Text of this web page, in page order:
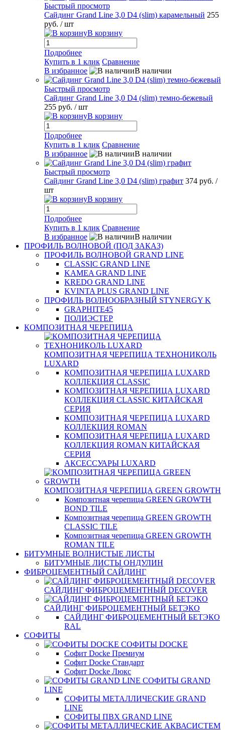
Быстрый просмотр
Сайдинг Grand Line 3,0 D4 (slim) карамельный 255
руб. / шт
В корзину
Подробнее
Купить в 1 клик Сравнение
В избранное
В наличии
Быстрый просмотр
Сайдинг Grand Line 3,0 D4 (slim) темно-бежевый
255 руб. / шт
В корзину
Подробнее
Купить в 1 клик Сравнение
В избранное
В наличии
Быстрый просмотр
Сайдинг Grand Line 3,0 D4 (slim) графит 374 руб. /
шт
В корзину
Подробнее
Купить в 1 клик Сравнение
В избранное
В наличии
ПРОФИЛЬ ВОЛНОВОЙ (ПОД ЗАКАЗ)
ПРОФИЛЬ ВОЛНОВОЙ GRAND LINE
CLASSIC GRAND LINE
KAMEA GRAND LINE
KREDO GRAND LINE
KVINTA PLUS GRAND LINE
ПРОФИЛЬ ВОЛНООБРАЗНЫЙ STYNERGY K
GRAPHITE45
ПОЛИЭСТЕР
КОМПОЗИТНАЯ ЧЕРЕПИЦА
КОМПОЗИТНАЯ ЧЕРЕПИЦА ТЕХНОНИКОЛЬ
LUXARD
КОМПОЗИТНАЯ ЧЕРЕПИЦА LUXARD
КОЛЛЕКЦИЯ CLASSIC
КОМПОЗИТНАЯ ЧЕРЕПИЦА LUXARD
КОЛЛЕКЦИЯ CLASSIC КИТАЙСКАЯ
СЕРИЯ
КОМПОЗИТНАЯ ЧЕРЕПИЦА LUXARD
КОЛЛЕКЦИЯ ROMAN
КОМПОЗИТНАЯ ЧЕРЕПИЦА LUXARD
КОЛЛЕКЦИЯ ROMAN КИТАЙСКАЯ
СЕРИЯ
АКСЕССУАРЫ LUXARD
КОМПОЗИТНАЯ ЧЕРЕПИЦА GREEN GROWTH
Композитная черепица GREEN GROWTH
BOND TILE
Композитная черепица GREEN GROWTH
CLASSIC TILE
Композитная черепица GREEN GROWTH
ROMAN TILE
БИТУМНЫЕ ВОЛНИСТЫЕ ЛИСТЫ
БИТУМНЫЕ ЛИСТЫ ОНДУЛИН
ФИБРОЦЕМЕНТНЫЙ САЙДИНГ
САЙДИНГ ФИБРОЦЕМЕНТНЫЙ DECOVER
САЙДИНГ ФИБРОЦЕМЕНТНЫЙ БЕТЭКО
САЙДИНГ ФИБРОЦЕМЕНТНЫЙ БЕТЭКО
RAL
СОФИТЫ
СОФИТЫ DOCKE
Софит Docke Премиум
Софит Docke Стандарт
Софит Docke Люкс
СОФИТЫ GRAND
LINE
СОФИТЫ МЕТАЛЛИЧЕСКИЕ GRAND
LINE
СОФИТЫ ПВХ GRAND LINE